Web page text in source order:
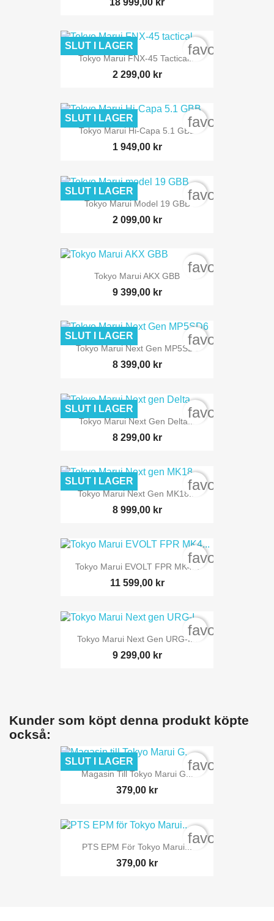
Tokyo Marui FNX-45 Tactical...
2 299,00 kr
SLUT I LAGER
Tokyo Marui Hi-Capa 5.1 GBB
1 949,00 kr
SLUT I LAGER
Tokyo Marui Model 19 GBB
2 099,00 kr
SLUT I LAGER
Tokyo Marui AKX GBB
9 399,00 kr
Tokyo Marui Next Gen MP5SD6
8 399,00 kr
SLUT I LAGER
Tokyo Marui Next Gen Delta...
8 299,00 kr
SLUT I LAGER
Tokyo Marui Next Gen MK18...
8 999,00 kr
SLUT I LAGER
Tokyo Marui EVOLT FPR MK4...
11 599,00 kr
Tokyo Marui Next Gen URG-I...
9 299,00 kr
Kunder som köpt denna produkt köpte
också:
Magasin Till Tokyo Marui G...
379,00 kr
SLUT I LAGER
PTS EPM För Tokyo Marui...
379,00 kr